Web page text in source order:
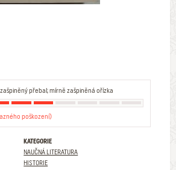
přebal; mírně zašpiněná ořízka
poškození)
KATEGORIE
NAUČNÁ LITERATURA
HISTORIE